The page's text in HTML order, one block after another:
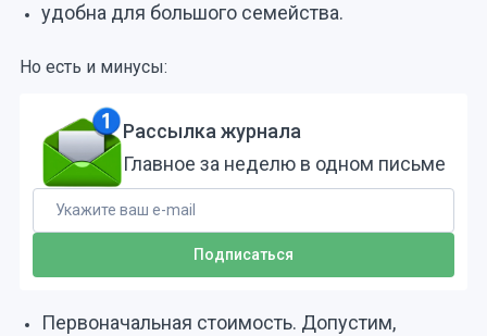
удобна для большого семейства.
Но есть и минусы:
Рассылка журнала
Главное за неделю в одном письме
Первоначальная стоимость. Допустим,